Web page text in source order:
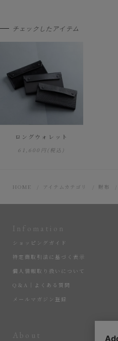
チェックしたアイテム
ロングウォレット
61,600円(税込)
HOME アイテムカテゴリ 財布
About
Infomation
ショッピングガイド
特定商取引法に基づく表示
個人情報取り扱いについて
Q＆A｜よくある質問
メールマガジン登録